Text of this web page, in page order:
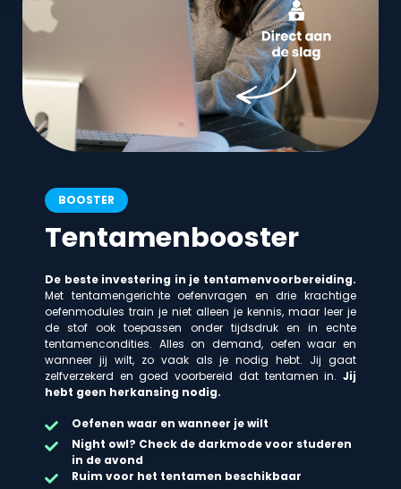
BOOSTER
Tentamenbooster
De beste investering in je tentamenvoorbereiding.
Met tentamengerichte oefenvragen en drie krachtige
oefenmodules train je niet alleen je kennis, maar leer je
de stof ook toepassen onder tijdsdruk en in echte
tentamencondities. Alles on demand, oefen waar en
wanneer jij wilt, zo vaak als je nodig hebt. Jij gaat
zelfverzekerd en goed voorbereid dat tentamen in. Jij
hebt geen herkansing nodig.
Oefenen waar en wanneer je wilt
Night owl? Check de darkmode voor studeren
in de avond
Ruim voor het tentamen beschikbaar